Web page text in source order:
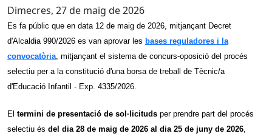
Dimecres, 27 de maig de 2026
Es fa públic que en data 12 de maig de 2026, mitjançant Decret
d'Alcaldia 990/2026 es van aprovar les bases reguladores i la
convocatòria, mitjançant el sistema de concurs-oposició del procés
selectiu per a la constitució d'una borsa de treball de Tècnic/a
d'Educació Infantil - Exp. 4335/2026.
El termini de presentació de sol·licituds per prendre part del procés
selectiu és del dia 28 de maig de 2026 al dia 25 de juny de 2026,